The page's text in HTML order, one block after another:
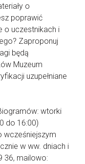
o
poprawić
o uczestnikach i
Zaproponuj
będą
Muzeum
uzupełniane
wtorki
do 16:00)
wcześniejszym
w ww. dniach i
36, mailowo: